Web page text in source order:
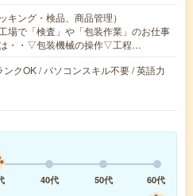
キング・検品、商品管理）
場で「検査」や「包装作業」のお仕事
・・▽包装機械の操作▽工程…
ンクOK / パソコンスキル不要 / 英語力
40代 50代
60代